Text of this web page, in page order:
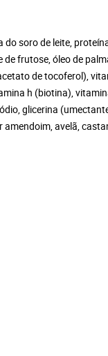
soro de leite,
frutose, óleo de
de tocoferol),
h (biotina),
glicerina
avelã,